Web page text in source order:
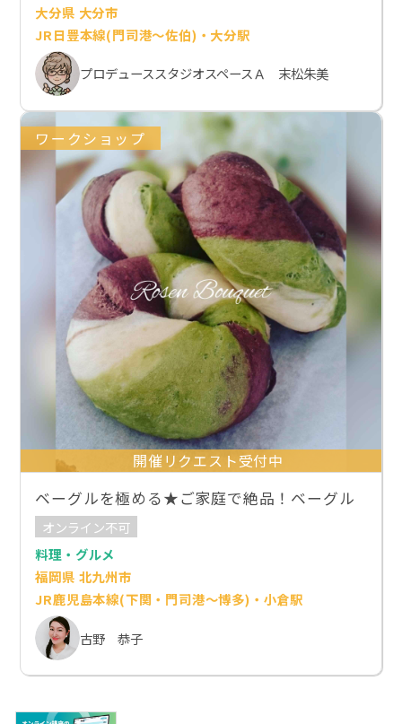
大分県 大分市
JR日豊本線(門司港～佐伯)・大分駅
プロデューススタジオスペースＡ 末松朱美
ワークショップ
開催リクエスト受付中
ベーグルを極める★ご家庭で絶品！ベーグル
オンライン不可
料理・グルメ
福岡県 北九州市
JR鹿児島本線(下関・門司港～博多)・小倉駅
古野 恭子